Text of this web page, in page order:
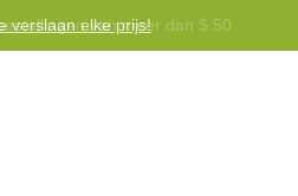
verslaan elke prijs!van meer dan $ 50